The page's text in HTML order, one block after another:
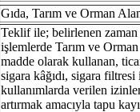
Gıda, Tarım ve Orman
Teklif ile; belirlenen zaman
işlemlerde Tarım ve
madde olarak kullanan,
sigara kâğıdı, sigara
kullanımlarda verilen
artırmak amacıyla tapu